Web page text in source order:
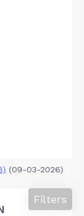
(09-03-2026)
Filters